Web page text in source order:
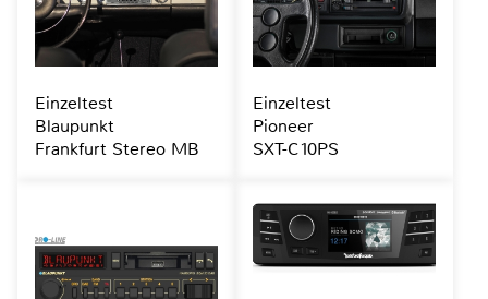
Einzeltest
Blaupunkt
Frankfurt Stereo MB
Einzeltest
Pioneer
SXT-C10PS